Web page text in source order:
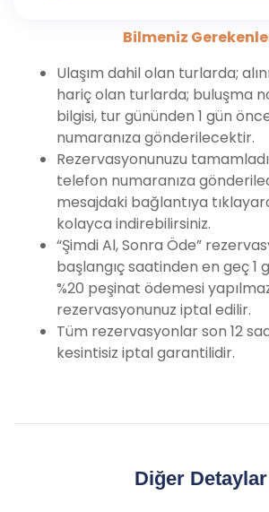
Bilmeniz
Ulaşım dahil olan turlarda;
hariç olan turlarda; buluşma
bilgisi, tur gününden 1 gün
numaranıza gönderilecektir.
Rezervasyonunuzu
telefon numaranıza
mesajdaki bağlantıya
kolayca indirebilirsiniz.
“Şimdi Al, Sonra Öde”
başlangıç saatinden en geç 1
%20 peşinat ödemesi
rezervasyonunuz iptal edilir.
Tüm rezervasyonlar son 12
kesintisiz iptal garantilidir.
Diğer Detaylar